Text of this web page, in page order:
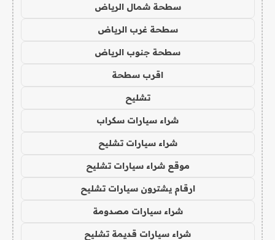
سطحة شمال الرياض
سطحة غرب الرياض
سطحة جنوب الرياض
اقرب سطحة
تشليح
شراء سيارات سكراب
شراء سيارات تشليح
موقع شراء سيارات تشليح
ارقام يشترون سيارات تشليح
شراء سيارات مصدومة
شراء سيارات قديمة تشليح